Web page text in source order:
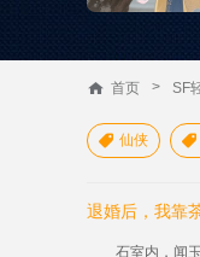
首页 > SF
 仙侠 
退婚后，我靠
石室内，闻